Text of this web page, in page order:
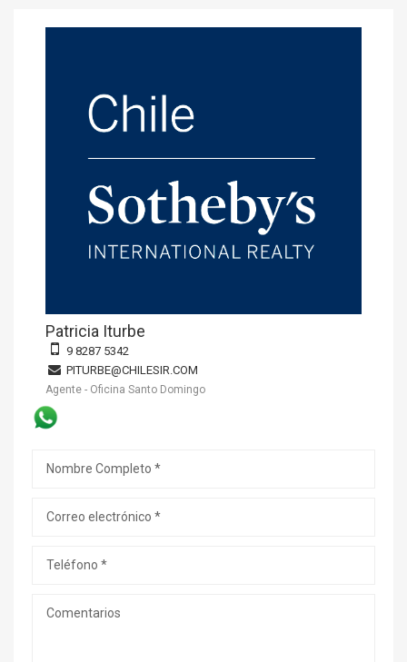
Patricia Iturbe
9 8287 5342
PITURBE@CHILESIR.COM
Agente - Oficina Santo Domingo